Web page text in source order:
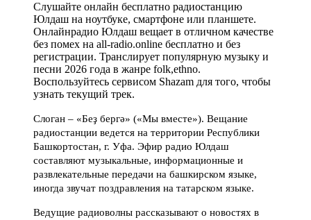
Слушайте онлайн бесплатно радиостанцию
Юлдаш на ноутбуке, смартфоне или планшете.
Онлайнрадио Юлдаш вещает в отличном качестве
без помех на all-radio.online бесплатно и без
регистрации. Транслирует популярную музыку и
песни 2026 года в жанре folk,ethno.
Воспользуйтесь сервисом Shazam для того, чтобы
узнать текущий трек.
Слоган – «Беҙ бергә» («Мы вместе»). Вещание
радиостанции ведется на территории Республики
Башкортостан, г. Уфа. Эфир радио Юлдаш
составляют музыкальные, информационные и
развлекательные передачи на башкирском языке,
иногда звучат поздравления на татарском языке.
Ведущие радиоволны рассказывают о новостях в